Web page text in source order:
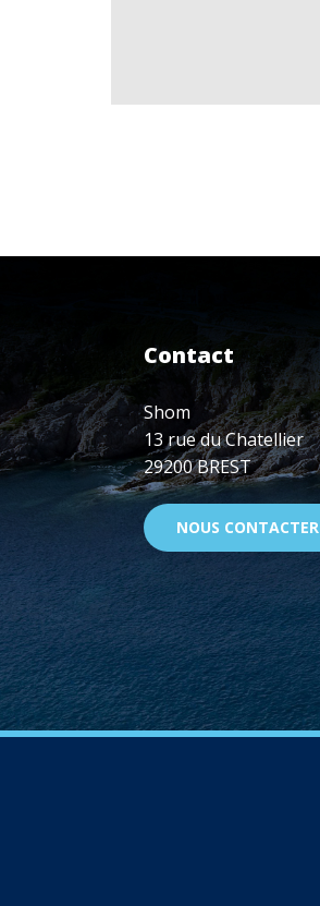
Contact
Shom
13 rue du Chatellier
29200 BREST
NOUS CONTACTER